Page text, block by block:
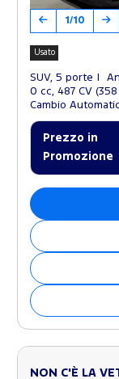
1/10
Usato
SUV, 5 porte
0 cc, 487 CV (358
Cambio
Prezzo in
Promozione
NON C'È LA